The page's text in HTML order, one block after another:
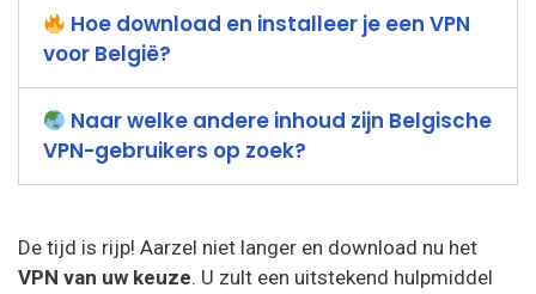
Hoe download en installeer je een VPN
voor België?
Naar welke andere inhoud zijn Belgische
VPN-gebruikers op zoek?
De tijd is rijp! Aarzel niet langer en download nu het
VPN van uw keuze. U zult een uitstekend hulpmiddel